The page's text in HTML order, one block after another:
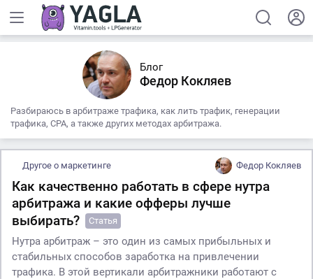
Блог
Федор Кокляев
Разбираюсь в арбитраже трафика, как лить трафик, генерации
трафика, CPA, а также других методах арбитража.
Другое о маркетинге Федор Кокляев
Как качественно работать в сфере нутра
арбитража и какие офферы лучше
выбирать?
Статья
Нутра арбитраж – это один из самых прибыльных и
стабильных способов заработка на привлечении
трафика. В этой вертикали арбитражники работают с